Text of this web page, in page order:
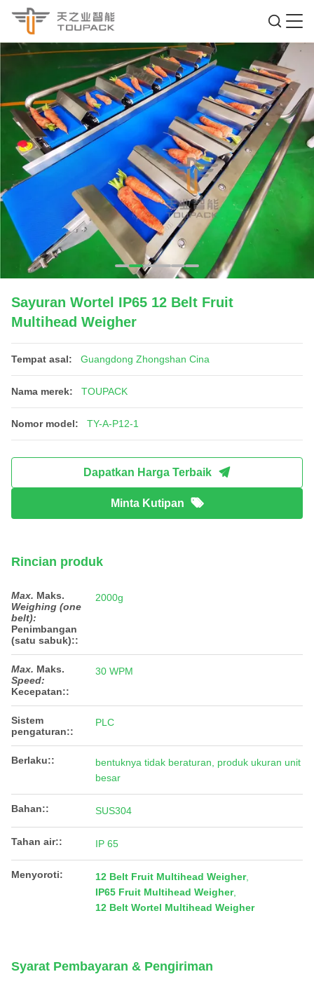
Sayuran Wortel IP65 12 Belt Fruit
Multihead Weigher
Tempat asal: Guangdong Zhongshan Cina
Nama merek: TOUPACK
Nomor model: TY-A-P12-1
Dapatkan Harga Terbaik
Minta Kutipan
Rincian produk
Max. Maks.
Weighing (one
belt):
Penimbangan
(satu sabuk)::
2000g
Max. Maks.
Speed:
Kecepatan::
30 WPM
Sistem
pengaturan::
PLC
Berlaku::
bentuknya tidak beraturan, produk ukuran unit
besar
Bahan:: SUS304
Tahan air:: IP 65
Menyoroti: 12 Belt Fruit Multihead Weigher,
IP65 Fruit Multihead Weigher,
12 Belt Wortel Multihead Weigher
Syarat Pembayaran & Pengiriman